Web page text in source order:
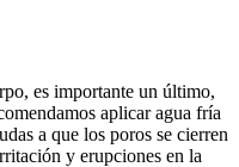
es importante un último,
aplicar agua fría
a que los poros se cierren
y erupciones en la